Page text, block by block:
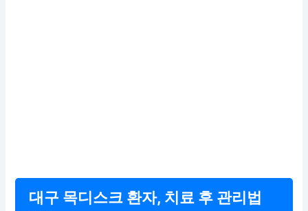
대구 목디스크 환자, 치료 후 관리법